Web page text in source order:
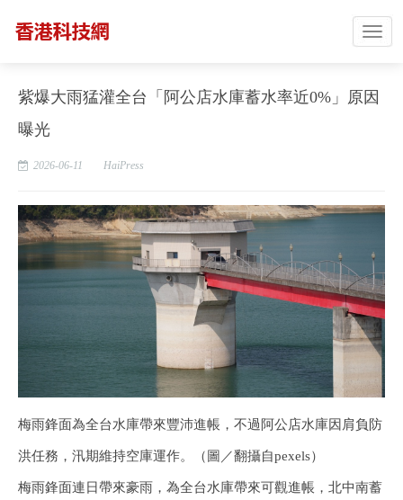
紫爆大雨猛灌全台「阿公店水庫蓄水率近0%」原因
曝光
2026-06-11 HaiPress
梅雨鋒面為全台水庫帶來豐沛進帳，不過阿公店水庫因肩負防
洪任務，汛期維持空庫運作。（圖／翻攝自pexels）
梅雨鋒面連日帶來豪雨，為全台水庫帶來可觀進帳，北中南蓄